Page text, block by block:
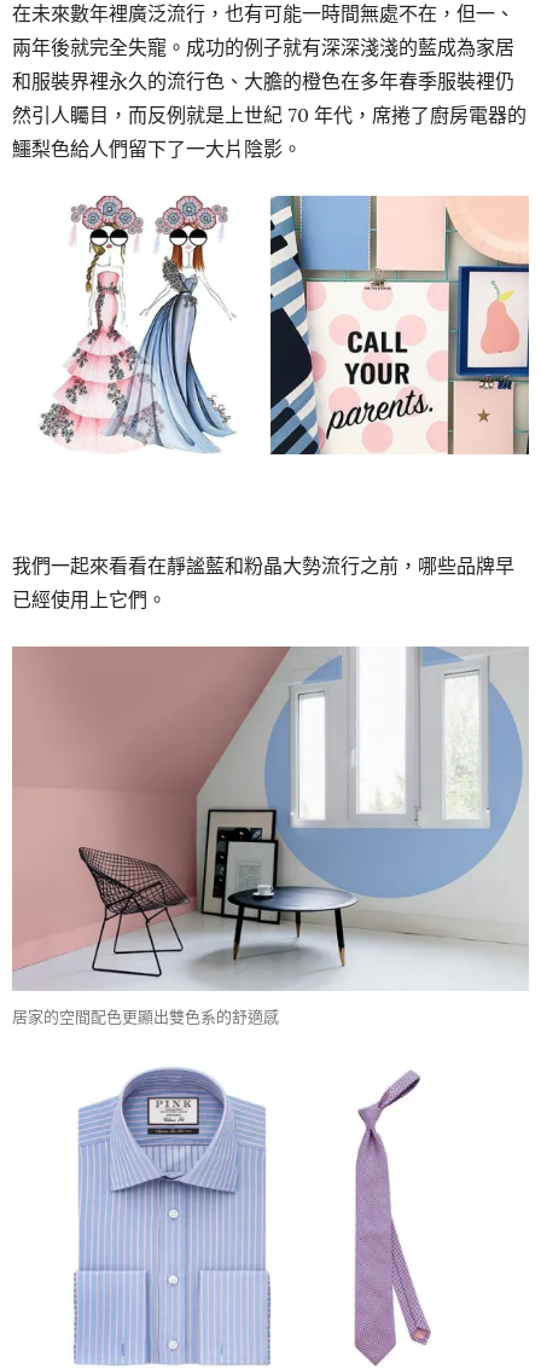
在未來數年裡廣泛流行，也有可能一時間無處不在，但一、
兩年後就完全失寵。成功的例子就有深深淺淺的藍成為家居
和服裝界裡永久的流行色、大膽的橙色在多年春季服裝裡仍
然引人矚目，而反例就是上世紀 70 年代，席捲了廚房電器的
鱷梨色給人們留下了一大片陰影。
我們一起來看看在靜謐藍和粉晶大勢流行之前，哪些品牌早
已經使用上它們。
居家的空間配色更顯出雙色系的舒適感